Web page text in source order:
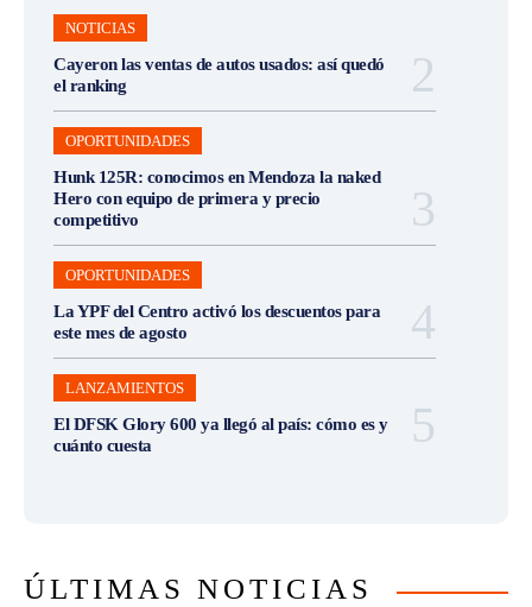
NOTICIAS
Cayeron las ventas de autos usados: así quedó
el ranking
OPORTUNIDADES
Hunk 125R: conocimos en Mendoza la naked
Hero con equipo de primera y precio
competitivo
OPORTUNIDADES
La YPF del Centro activó los descuentos para
este mes de agosto
LANZAMIENTOS
El DFSK Glory 600 ya llegó al país: cómo es y
cuánto cuesta
ÚLTIMAS NOTICIAS